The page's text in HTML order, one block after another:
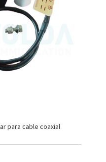
para cable coaxial